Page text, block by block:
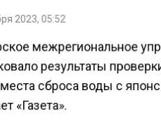
2023, 05:52
межрегиональное
результаты
сброса воды с
«Газета».